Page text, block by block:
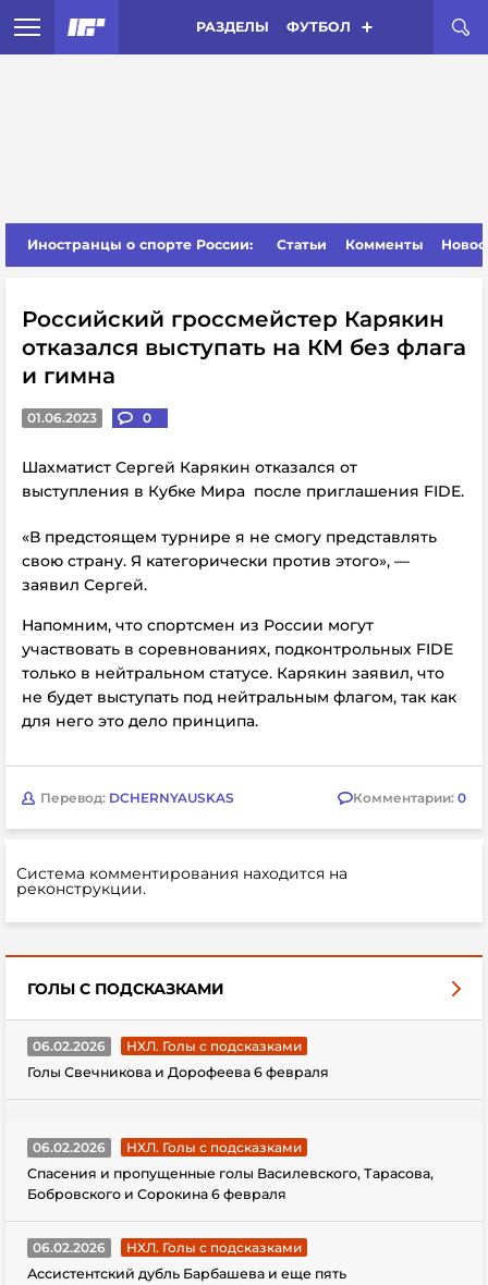
РАЗДЕЛЫ ФУТБОЛ
Иностранцы о спорте России: Статьи Комменты
Российский гроссмейстер Карякин
отказался выступать на КМ без флага
и гимна
01.06.2023 0
Шахматист Сергей Карякин отказался от
выступления в Кубке Мира после приглашения FIDE.
«В предстоящем турнире я не смогу представлять
свою страну. Я категорически против этого», —
заявил Сергей.
Напомним, что спортсмен из России могут
участвовать в соревнованиях, подконтрольных FIDE
только в нейтральном статусе. Карякин заявил, что
не будет выступать под нейтральным флагом, так как
для него это дело принципа.
Перевод: DCHERNYAUSKAS Комментарии: 0
Система комментирования находится на
реконструкции.
ГОЛЫ С ПОДСКАЗКАМИ
06.02.2026
НХЛ. Голы с подсказками
Голы Свечникова и Дорофеева 6 февраля
06.02.2026
НХЛ. Голы с подсказками
Спасения и пропущенные голы Василевского, Тарасова,
Бобровского и Сорокина 6 февраля
06.02.2026
НХЛ. Голы с подсказками
Ассистентский дубль Барбашева и еще пять